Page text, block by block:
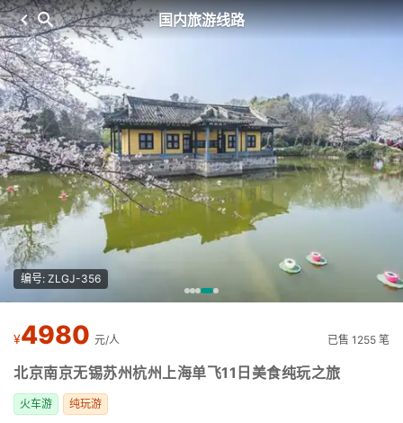
国内旅游线路
编号: ZLGJ-356
¥4980 元/人 已售 1255 笔
北京南京无锡苏州杭州上海单飞11日美食纯玩之旅
火车游 纯玩游